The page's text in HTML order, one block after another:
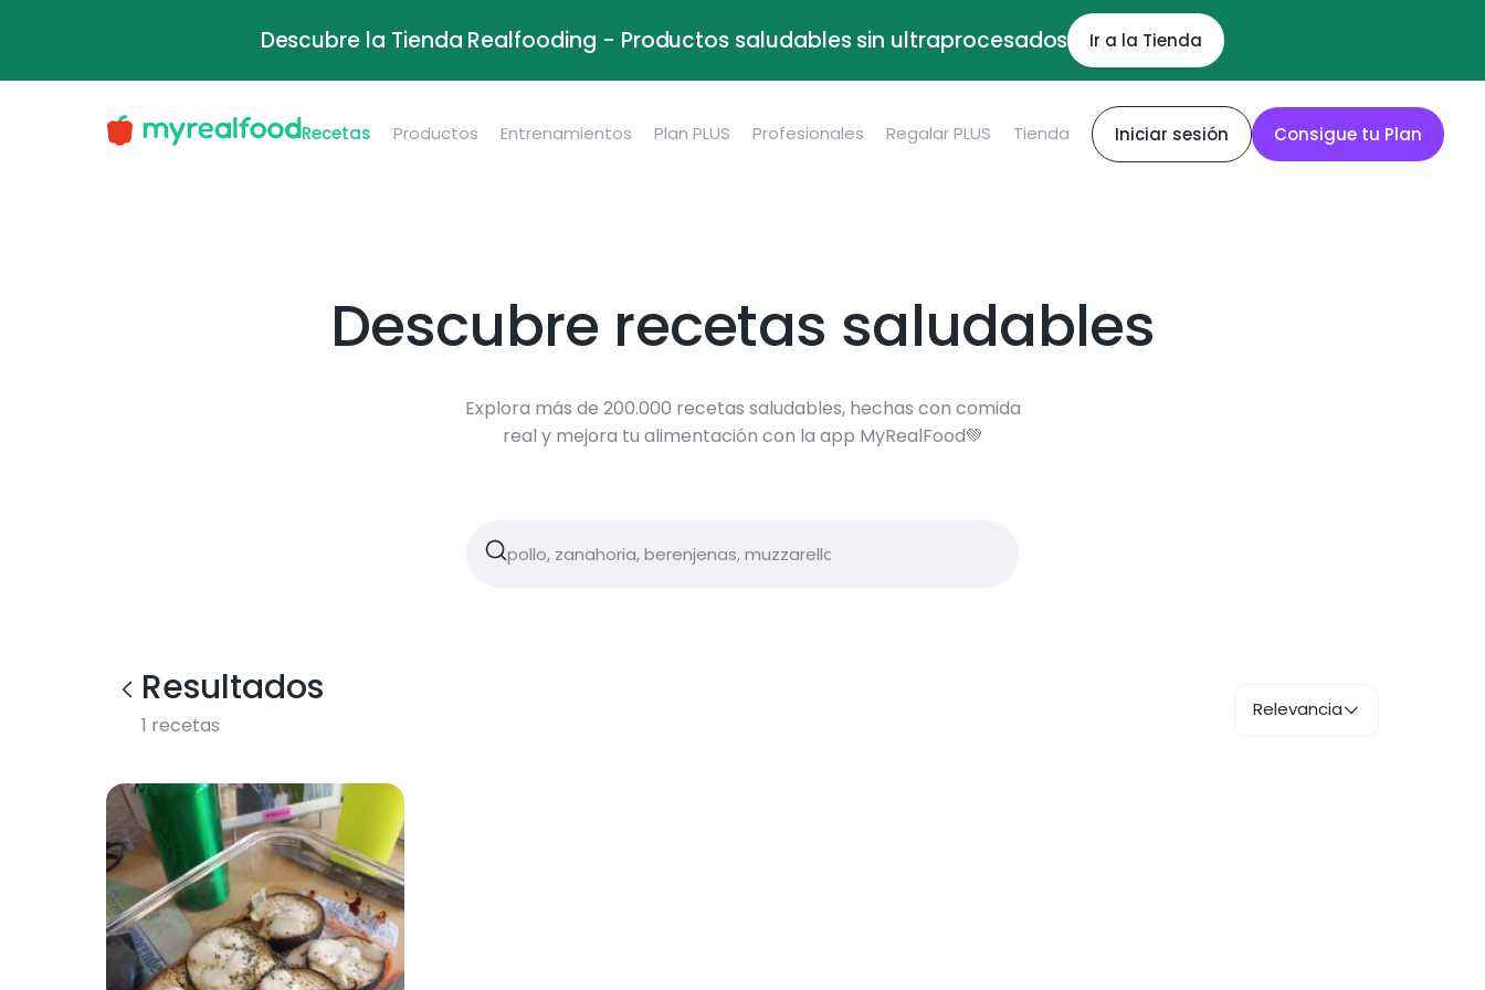
Descubre la Tienda Realfooding - Productos saludables sin ultraprocesados Ir a la Tienda
Recetas Productos Entrenamientos Plan PLUS Profesionales Regalar PLUS Tienda Iniciar sesión Consigue tu Plan
Descubre recetas saludables
Explora más de 200.000 recetas saludables, hechas con comida
real y mejora tu alimentación con la app MyRealFood💚
Resultados
1 recetas
Relevancia